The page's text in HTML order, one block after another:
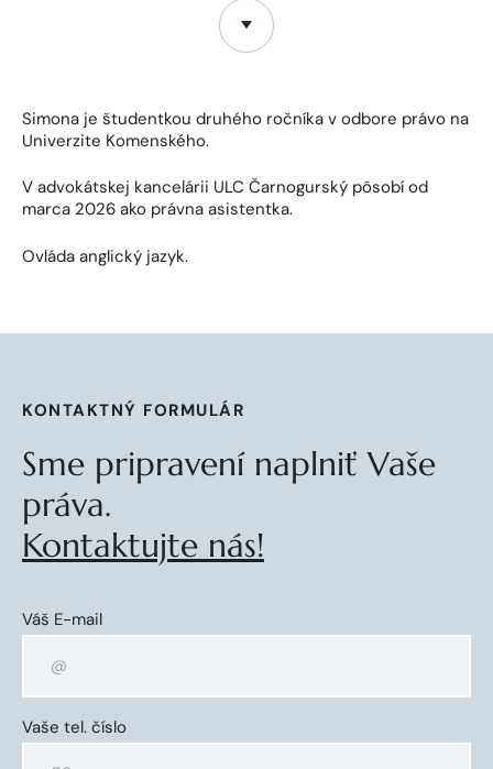
Simona je študentkou druhého ročníka v odbore právo na
Univerzite Komenského.
V advokátskej kancelárii ULC Čarnogurský pôsobí od
marca 2026 ako právna asistentka.
Ovláda anglický jazyk.
KONTAKTNÝ FORMULÁR
Sme pripravení naplniť Vaše
práva.
Kontaktujte nás!
Váš E-mail
Vaše tel. číslo